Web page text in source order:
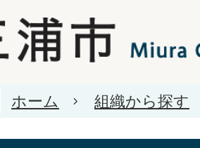
ホーム 組織から探す